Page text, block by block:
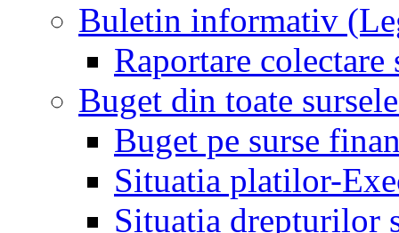
Buletin informativ
Raportare colectare
Buget din toate
Buget pe surse
Situatia platilor-
Situația drepturilor